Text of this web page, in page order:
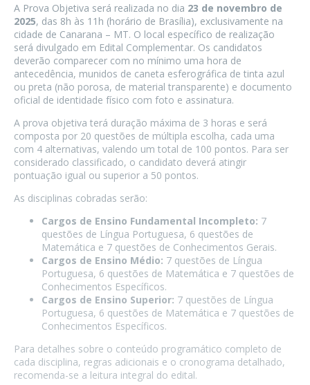
A Prova Objetiva será realizada no dia 23 de novembro de
2025, das 8h às 11h (horário de Brasília), exclusivamente na
cidade de Canarana – MT. O local específico de realização
será divulgado em Edital Complementar. Os candidatos
deverão comparecer com no mínimo uma hora de
antecedência, munidos de caneta esferográfica de tinta azul
ou preta (não porosa, de material transparente) e documento
oficial de identidade físico com foto e assinatura.
A prova objetiva terá duração máxima de 3 horas e será
composta por 20 questões de múltipla escolha, cada uma
com 4 alternativas, valendo um total de 100 pontos. Para ser
considerado classificado, o candidato deverá atingir
pontuação igual ou superior a 50 pontos.
As disciplinas cobradas serão:
Cargos de Ensino Fundamental Incompleto: 7
questões de Língua Portuguesa, 6 questões de
Matemática e 7 questões de Conhecimentos Gerais.
Cargos de Ensino Médio: 7 questões de Língua
Portuguesa, 6 questões de Matemática e 7 questões de
Conhecimentos Específicos.
Cargos de Ensino Superior: 7 questões de Língua
Portuguesa, 6 questões de Matemática e 7 questões de
Conhecimentos Específicos.
Para detalhes sobre o conteúdo programático completo de
cada disciplina, regras adicionais e o cronograma detalhado,
recomenda-se a leitura integral do edital.